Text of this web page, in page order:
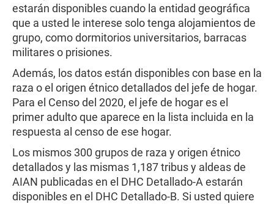
estarán disponibles cuando la entidad geográfica
que a usted le interese solo tenga alojamientos de
grupo, como dormitorios universitarios, barracas
militares o prisiones.
Además, los datos están disponibles con base en la
raza o el origen étnico detallados del jefe de hogar.
Para el Censo del 2020, el jefe de hogar es el
primer adulto que aparece en la lista incluida en la
respuesta al censo de ese hogar.
Los mismos 300 grupos de raza y origen étnico
detallados y las mismas 1,187 tribus y aldeas de
AIAN publicadas en el DHC Detallado-A estarán
disponibles en el DHC Detallado-B. Si usted quiere